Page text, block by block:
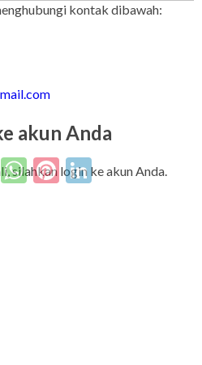
TwitterWhatsApp
PinterestLinkedIn
kontak dibawah:
akun Anda
silahkan login ke akun Anda.